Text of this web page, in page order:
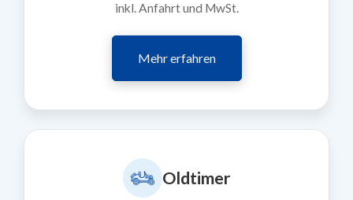
inkl. Anfahrt und MwSt.
Mehr erfahren
Oldtimer